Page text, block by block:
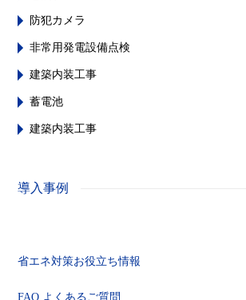
防犯カメラ
非常用発電設備点検
建築内装工事
蓄電池
建築内装工事
導入事例
省エネ対策お役立ち情報
FAQ よくあるご質問